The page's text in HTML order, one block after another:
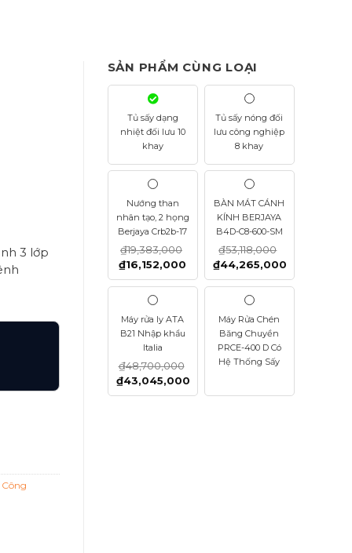
3 lớp
SẢN PHẨM CÙNG LOẠI
Tủ sấy dạng
nhiệt đối lưu 10
khay
Tủ sấy nóng đối
lưu công nghiệp
8 khay
Nướng than
nhân tạo, 2 họng
Berjaya Crb2b-17
₫19,383,000
₫16,152,000
BÀN MÁT CÁNH
KÍNH BERJAYA
B4D-C8-600-SM
₫53,118,000
₫44,265,000
Máy rửa ly ATA
B21 Nhập khẩu
Italia
₫48,700,000
₫43,045,000
Máy Rửa Chén
Băng Chuyền
PRCE-400 D Có
Hệ Thống Sấy